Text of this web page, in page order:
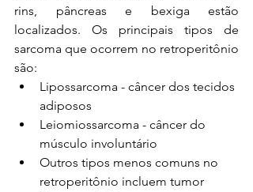
rins, pâncreas e bexiga estão
localizados. Os principais tipos de
sarcoma que ocorrem no retroperitônio
são:
Lipossarcoma - câncer dos tecidos
adiposos
Leiomiossarcoma - câncer do
músculo involuntário
Outros tipos menos comuns no
retroperitônio incluem tumor